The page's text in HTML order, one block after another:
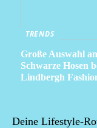
TRENDS
Große Auswahl an
Schwarze Hosen
Lindbergh
Deine Lifestyle-